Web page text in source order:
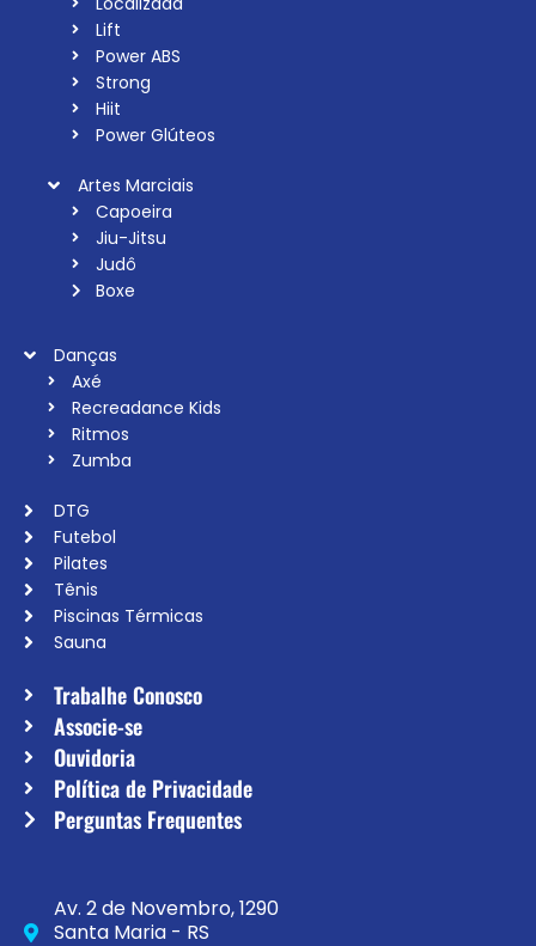
Lift
Power ABS
Strong
Hiit
Power Glúteos
Artes Marciais
Capoeira
Jiu-Jitsu
Judô
Boxe
Danças
Axé
Recreadance Kids
Ritmos
Zumba
DTG
Futebol
Pilates
Tênis
Piscinas Térmicas
Sauna
Trabalhe Conosco
Associe-se
Ouvidoria
Política de Privacidade
Perguntas Frequentes
Av. 2 de Novembro, 1290
Santa Maria - RS